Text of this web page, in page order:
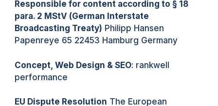
Responsible for content according to § 18
para. 2 MStV (German Interstate
Broadcasting Treaty) Philipp Hansen
Papenreye 65 22453 Hamburg Germany
Concept, Web Design & SEO: rankwell
performance
EU Dispute Resolution The European